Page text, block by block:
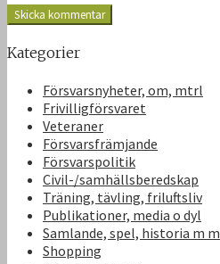
Kategorier
Försvarsnyheter, om, mtrl
Frivilligförsvaret
Veteraner
Försvarsfrämjande
Försvarspolitik
Civil-/samhällsberedskap
Träning, tävling, friluftsliv
Publikationer, media o dyl
Samlande, spel, historia m m
Shopping